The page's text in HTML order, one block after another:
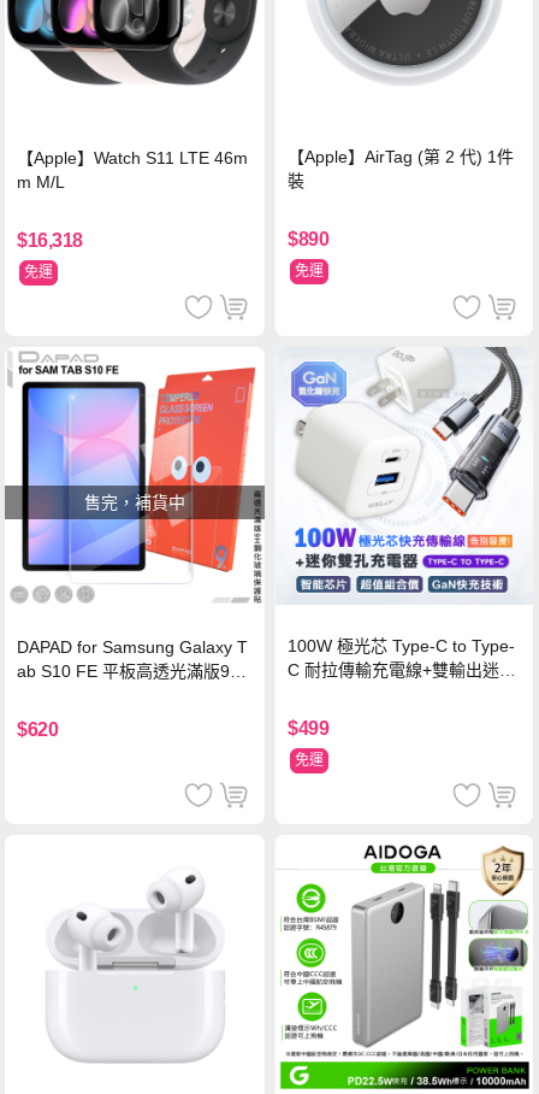
【Apple】Watch S11 LTE 46m
m M/L
$16,318
免運
【Apple】AirTag (第 2 代) 1件
裝
$890
免運
售完，補貨中
DAPAD for Samsung Galaxy T
ab S10 FE 平板高透光滿版9H
$620
100W 極光芯 Type-C to Type-
C 耐拉傳輸充電線+雙輸出迷你
$499
免運